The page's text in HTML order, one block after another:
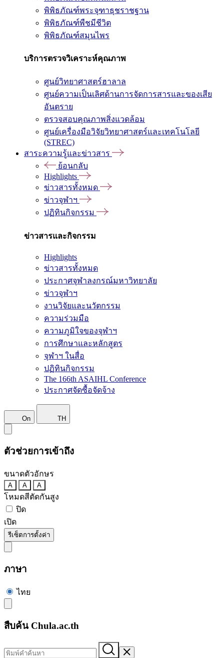
พิพิธภัณฑ์พระจุฑาธุชราชฐาน
พิพิธภัณฑ์พืชมีชีวิต
พิพิธภัณฑ์สมุนไพร
บริการตรวจวิเคราะห์คุณภาพ
ศูนย์วิทยาศาสตร์ฮาลาล
ศูนย์ความเป็นเลิศด้านการจัดการสารและของเสีย
อันตราย
ตรวจสอบคุณภาพสิ่งแวดล้อม
ศูนย์เครื่องมือวิจัยวิทยาศาสตร์และเทคโนโลยี
(STREC)
สาระความรู้และข่าวสาร
ย้อนกลับ
Highlights
ข่าวสารทั้งหมด
ข่าวจุฬาฯ
ปฏิทินกิจกรรม
ข่าวสารและกิจกรรม
Highlights
ข่าวสารทั้งหมด
ประกาศจุฬาลงกรณ์มหาวิทยาลัย
ข่าวจุฬาฯ
งานวิจัยและนวัตกรรม
ความร่วมมือ
ความภูมิใจของจุฬาฯ
การศึกษาและหลักสูตร
จุฬาฯ ในสื่อ
ปฏิทินกิจกรรม
The 166th ASAIHL Conference
ประกาศจัดซื้อจัดจ้าง
On TH
ตัวช่วยการเข้าถึง
ขนาดตัวอักษร
A A A
โหมดสีตัดกันสูง
ปิด
เปิด
รีเซ็ตการตั้งค่า
ภาษา
ไทย
สืบค้น Chula.ac.th